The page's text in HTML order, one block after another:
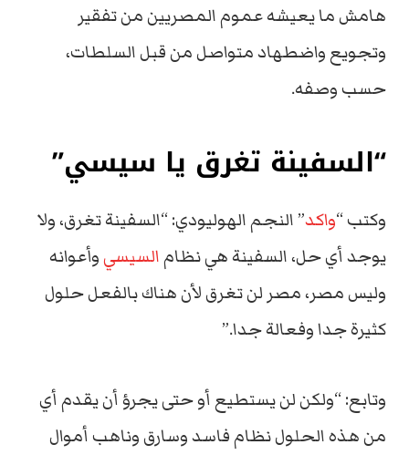
هامش ما يعيشه عموم المصريين من تفقير
وتجويع واضطهاد متواصل من قبل السلطات،
حسب وصفه.
“السفينة تغرق يا سيسي”
وكتب “واكد” النجم الهوليودي: “السفينة تغرق، ولا
يوجد أي حل، السفينة هي نظامالسيسيوأعوانه
وليس مصر، مصر لن تغرق لأن هناك بالفعل حلول
كثيرة جدا وفعالة جدا.”
وتابع: “ولكن لن يستطيع أو حتى يجرؤ أن يقدم أي
من هذه الحلول نظام فاسد وسارق وناهب أموال